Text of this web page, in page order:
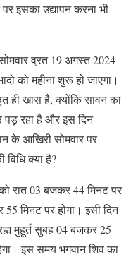
इसका उद्यापन करना भी
व्रत 19 अगस्त 2024
को महीना शुरू हो जाएगा।
ही खास है, क्योंकि सावन का
पड़ रहा है और इस दिन
के आखिरी सोमवार पर
क्या है?
रात 03 बजकर 44 मिनट पर
मिनट पर होगा। इसी दिन
मुहूर्त सुबह 04 बजकर 25
इस समय भगवान शिव का